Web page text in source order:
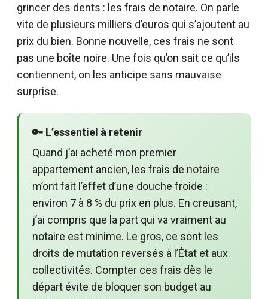
grincer des dents : les frais de notaire. On parle
vite de plusieurs milliers d’euros qui s’ajoutent au
prix du bien. Bonne nouvelle, ces frais ne sont
pas une boîte noire. Une fois qu’on sait ce qu’ils
contiennent, on les anticipe sans mauvaise
surprise.
🔑 L’essentiel à retenir
Quand j’ai acheté mon premier
appartement ancien, les frais de notaire
m’ont fait l’effet d’une douche froide :
environ 7 à 8 % du prix en plus. En creusant,
j’ai compris que la part qui va vraiment au
notaire est minime. Le gros, ce sont les
droits de mutation reversés à l’État et aux
collectivités. Compter ces frais dès le
départ évite de bloquer son budget au